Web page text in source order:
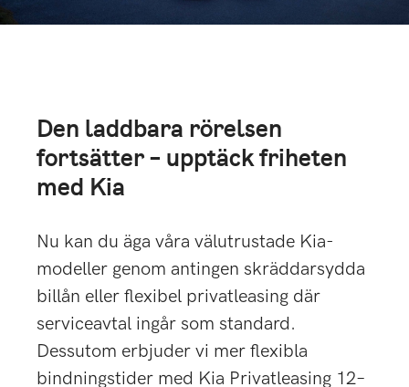
Den laddbara rörelsen
fortsätter – upptäck friheten
med Kia
Nu kan du äga våra välutrustade Kia-
modeller genom antingen skräddarsydda
billån eller flexibel privatleasing där
serviceavtal ingår som standard.
Dessutom erbjuder vi mer flexibla
bindningstider med Kia Privatleasing 12–